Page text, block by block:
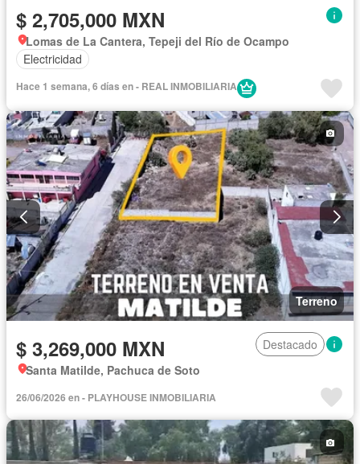
$ 2,705,000 MXN
Lomas de La Cantera, Tepeji del Río de Ocampo
Electricidad
Hace 1 semana, 6 días en - REAL INMOBILIARIA
Terreno
$ 3,269,000 MXN
Destacado
Santa Matilde, Pachuca de Soto
26/06/2026 en - PLAYHOUSE INMOBILIARIA